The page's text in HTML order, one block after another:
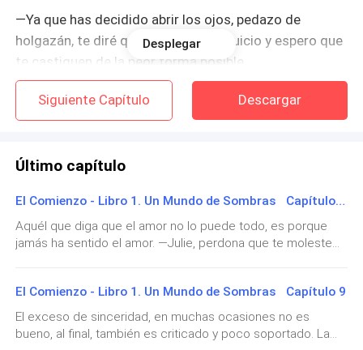
—Ya que has decidido abrir los ojos, pedazo de
holgazán, te diré que es hora de tu juicio y espero que
te castiguen de la peor forma posible.
—¿Me van a castigar porque ya no quiero hacer el
bien? Pero si tampoco hago mal alguno...
hace muy difícil entender eso? —grité con una mezcla
—Silencio... ¿Quién te autorizó a dirigirme la palabra?
incitaste a respondértelas.
—Mira Rut, deberías aprender a cerrar la boca y más
Desplegar
Siguiente Capítulo Descargar
Último capítulo
El Comienzo - Libro 1. Un Mundo de Sombras Capítulo 10
Aquél que diga que el amor no lo puede todo, es porque
jamás ha sentido el amor. —Julie, perdona que te moleste
¿Qué gano yo con eso?Me desmaterialice y la besé
ejerciendo un poquito de fuerza.—Vamos, no te hagas de
rogar.Julie empezó a poner cara de pícara, pero tocaron la
puerta.—Pasen —dijo con delicadeza Julie.Era Gaby, sonreía
El Comienzo - Libro 1. Un Mundo de Sombras Capítulo 9
El exceso de sinceridad, en muchas ocasiones no es
bueno, al final, también es criticado y poco soportado. La